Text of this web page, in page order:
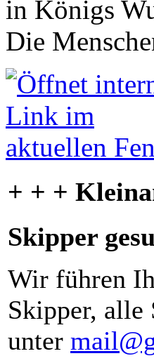
in Königs
Die
+ + +
Skipper
Wir führen
Skipper, alle
unter